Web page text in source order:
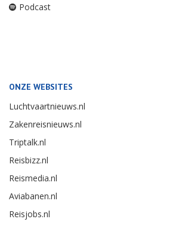
Podcast
ONZE WEBSITES
Luchtvaartnieuws.nl
Zakenreisnieuws.nl
Triptalk.nl
Reisbizz.nl
Reismedia.nl
Aviabanen.nl
Reisjobs.nl